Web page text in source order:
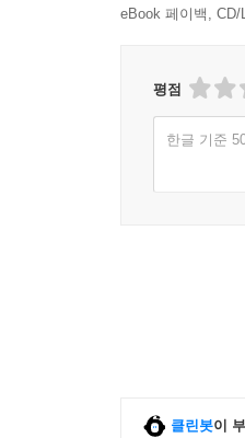
eBook 페이백,
평점
한글 기준
클린봇이